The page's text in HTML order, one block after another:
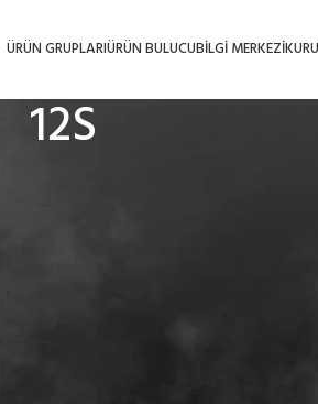
ÜRÜN GRUPLARIÜRÜN BULUCUBILGI MERKEZI
12S